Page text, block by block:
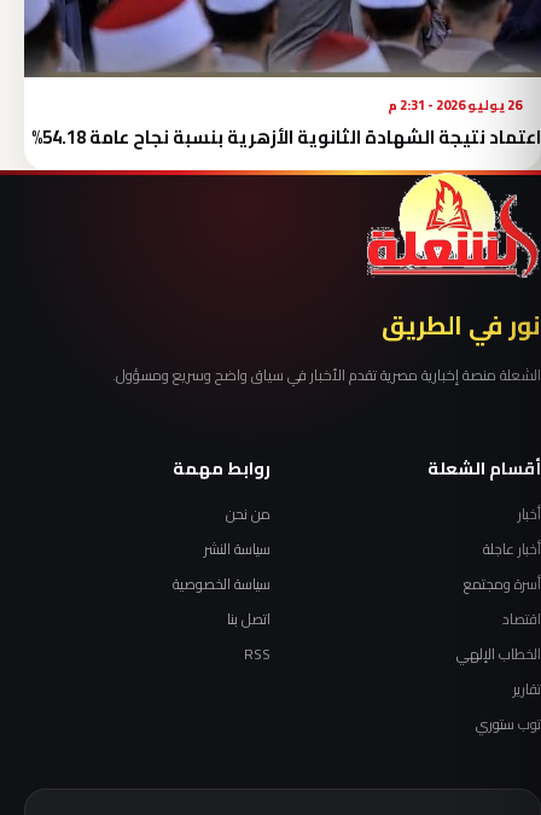
26 يوليو 2026 - 2:31 م
اعتماد نتيجة الشهادة الثانوية الأزهرية بنسبة نجاح عامة 54.18%
نور في الطريق
الشعلة منصة إخبارية مصرية تقدم الأخبار في سياق واضح وسريع ومسؤول.
أقسام الشعلة
أخبار
أخبار عاجلة
أسرة ومجتمع
اقتصاد
الخطاب الإلهي
تقارير
توب ستوري
روابط مهمة
من نحن
سياسة النشر
سياسة الخصوصية
اتصل بنا
RSS